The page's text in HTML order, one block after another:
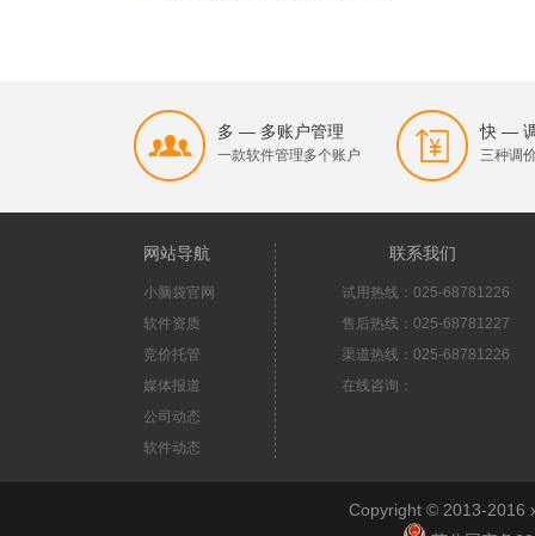
多 — 多账户管理
一款软件管理多个账户
快 —
三种调
网站导航
小脑袋官网
软件资质
竞价托管
媒体报道
公司动态
软件动态
联系我们
试用热线：025-68781226
售后热线：025-68781227
渠道热线：025-68781226
在线咨询：
Copyright © 2013-2016